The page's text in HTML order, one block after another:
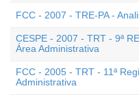
FCC - 2007 - TRE-PA -
CESPE - 2007 - TRT - 9ª
Área Administrativa
FCC - 2005 - TRT - 11ª
Administrativa